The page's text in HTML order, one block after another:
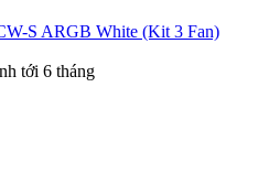
S ARGB White (Kit 3 Fan)
tới 6 tháng